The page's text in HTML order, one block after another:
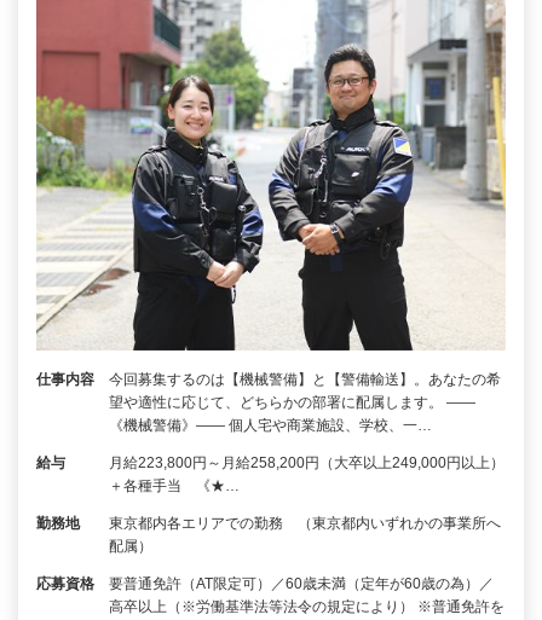
仕事内容
今回募集するのは【機械警備】と【警備輸送】。あなたの希
望や適性に応じて、どちらかの部署に配属します。 ――
《機械警備》―― 個人宅や商業施設、学校、一…
給与
月給223,800円～月給258,200円（大卒以上249,000円以上）
＋各種手当 《★…
勤務地
東京都内各エリアでの勤務 （東京都内いずれかの事業所へ
配属）
応募資格
要普通免許（AT限定可）／60歳未満（定年が60歳の為）／
高卒以上（※労働基準法等法令の規定により） ※普通免許を